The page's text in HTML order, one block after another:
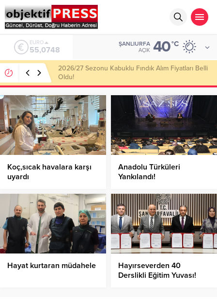
ALTIN
6.623,43
ŞANLIURFA
AÇIK 40°C
Haliliye Belediyesi Her Gün 4 Bin 898 Kişiye Sıcak
Yemek Ulaştırıyor!
Koç,sıcak havalara karşı
uyardı
Anadolu Türküleri
Yankılandı!
Hayat kurtaran müdahele
Hayırseverden 40
Derslikli Eğitim Yuvası!